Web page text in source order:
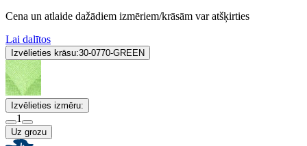
Cena un atlaide dažādiem izmēriem/krāsām var atšķirties
Lai dalītos
Izvēlieties krāsu:30-0770-GREEN
Izvēlieties izmēru:
1
Uz grozu